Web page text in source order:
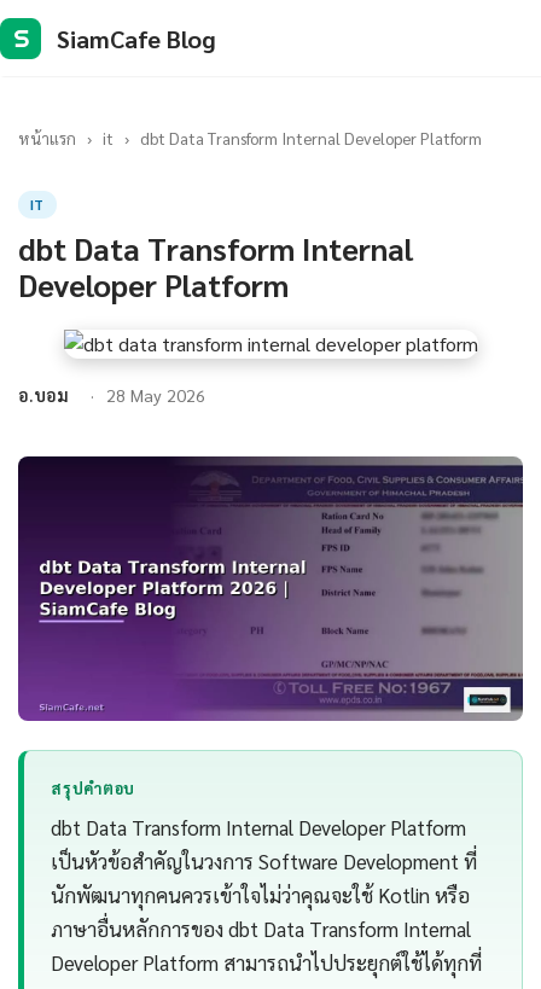
S SiamCafe Blog
หน้าแรก › it › dbt Data Transform Internal Developer Platform
IT
dbt Data Transform Internal
Developer Platform
อ.บอม 28 May 2026
สรุปคำตอบ
dbt Data Transform Internal Developer Platform
เป็นหัวข้อสำคัญในวงการ Software Development ที่
นักพัฒนาทุกคนควรเข้าใจไม่ว่าคุณจะใช้ Kotlin หรือ
ภาษาอื่นหลักการของ dbt Data Transform Internal
Developer Platform สามารถนำไปประยุกต์ใช้ได้ทุกที่